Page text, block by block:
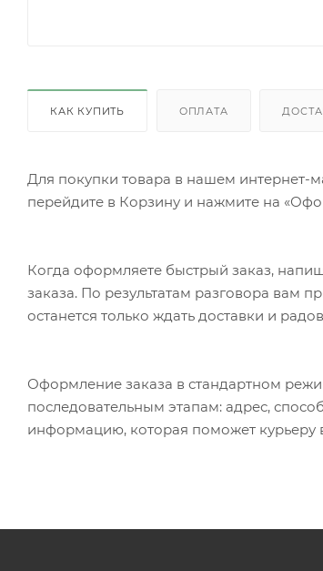
КАК КУПИТЬ ОПЛАТА
Для покупки товара в нашем интернет-
перейдите в Корзину и нажмите на
Когда оформляете быстрый заказ,
заказа. По результатам разговора вам
останется только ждать доставки и
Оформление заказа в стандартном
последовательным этапам: адрес,
информацию, которая поможет курьеру